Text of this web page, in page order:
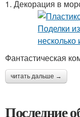
1. Декорация в
Фантастическая
читать дальше →
Последние